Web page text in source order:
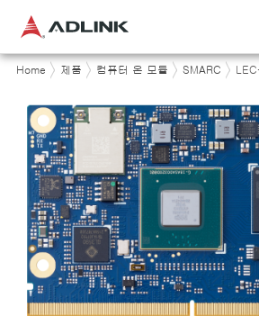
Home 제품 컴퓨터 온 모듈 SMARC